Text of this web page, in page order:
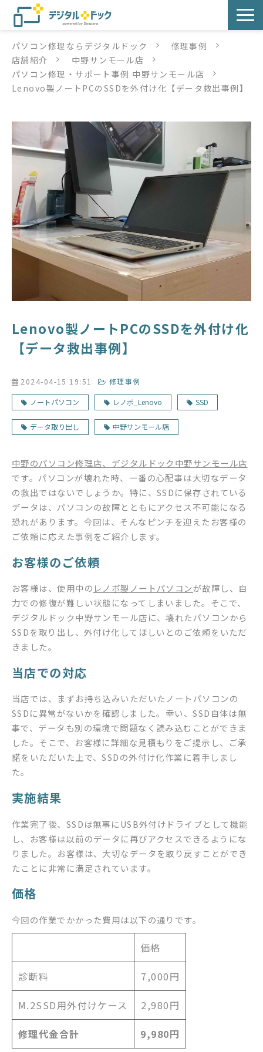
パソコン修理
サービス
店舗紹介
デジタルドックブログ
パソコン修理ならデジタルドック
修理事例
店舗紹介
中野サンモール店
パソコン修理・サポート事例 中野サンモール店
Lenovo製ノートPCのSSDを外付け化【データ救出事例】
Lenovo製ノートPCのSSDを外付け化
【データ救出事例】
2024-04-15 19:51 修理事例
ノートパソコン レノボ_Lenovo SSD
データ取り出し 中野サンモール店
中野のパソコン修理店、デジタルドック中野サンモール店
です。パソコンが壊れた時、一番の心配事は大切なデータ
の救出ではないでしょうか。特に、SSDに保存されている
データは、パソコンの故障とともにアクセス不可能になる
恐れがあります。今回は、そんなピンチを迎えたお客様の
ご依頼に応えた事例をご紹介します。
お客様のご依頼
お客様は、使用中の レノボ製ノートパソコンが故障し、自
力での修復が難しい状態になってしまいました。そこで、
デジタルドック中野サンモール店に、壊れたパソコンから
SSDを取り出し、外付け化してほしいとのご依頼をいただ
きました。
当店での対応
当店では、まずお持ち込みいただいたノートパソコンの
SSDに異常がないかを確認しました。幸い、SSD自体は無
事で、データも別の環境で問題なく読み込むことができま
した。そこで、お客様に詳細な見積もりをご提示し、ご承
諾をいただいた上で、SSDの外付け化作業に着手しまし
た。
実施結果
作業完了後、SSDは無事にUSB外付けドライブとして機能
し、お客様は以前のデータに再びアクセスできるようにな
りました。お客様は、大切なデータを取り戻すことができ
たことに非常に満足されています。
価格
今回の作業でかかった費用は以下の通りです。
価格
診断料 7,000円
M.2SSD用外付けケース 2,980円
修理代金合計 9,980円